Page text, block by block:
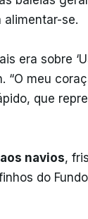
se.
era sobre
“O meu
que
navios,
do